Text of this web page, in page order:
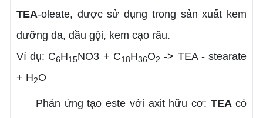
TEA-oleate, được sử dụng trong sản xuất kem
dưỡng da, dầu gội, kem cạo râu.
Ví dụ: C6H15NO3 + C18H36O2 -> TEA - stearate
+ H2O
Phản ứng tạo este với axit hữu cơ: TEAcó